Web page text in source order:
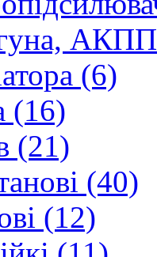
(6)
(16)
(21)
(40)
(12)